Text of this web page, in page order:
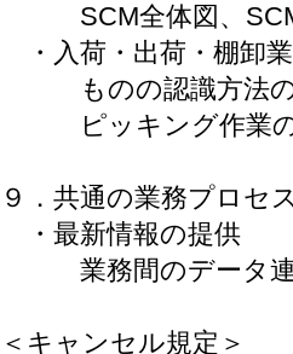
SCM全体図、
・入荷・出荷・棚卸
ものの認識方法の
ピッキング作業の
９．共通の業務プロセ
・最新情報の提供
業務間のデータ連
＜キャンセル規定＞